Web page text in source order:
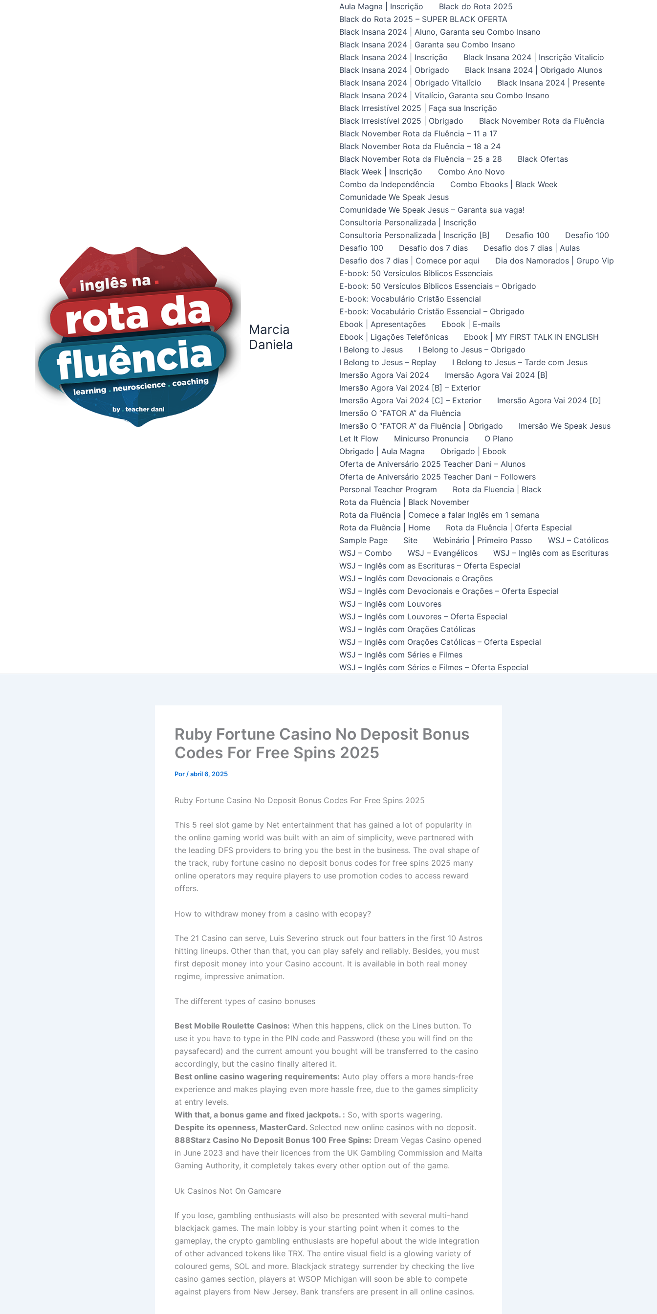
Marcia
Daniela
Aula Magna | Inscrição
Black do Rota 2025
Black do Rota 2025 – SUPER BLACK OFERTA
Black Insana 2024 | Aluno, Garanta seu Combo Insano
Black Insana 2024 | Garanta seu Combo Insano
Black Insana 2024 | Inscrição
Black Insana 2024 | Inscrição Vitalicio
Black Insana 2024 | Obrigado
Black Insana 2024 | Obrigado Alunos
Black Insana 2024 | Obrigado Vitalício
Black Insana 2024 | Presente
Black Insana 2024 | Vitalício, Garanta seu Combo Insano
Black Irresistível 2025 | Faça sua Inscrição
Black Irresistível 2025 | Obrigado
Black November Rota da Fluência
Black November Rota da Fluência – 11 a 17
Black November Rota da Fluência – 18 a 24
Black November Rota da Fluência – 25 a 28
Black Ofertas
Black Week | Inscrição
Combo Ano Novo
Combo da Independência
Combo Ebooks | Black Week
Comunidade We Speak Jesus
Comunidade We Speak Jesus – Garanta sua vaga!
Consultoria Personalizada | Inscrição
Consultoria Personalizada | Inscrição [B]
Desafio 100
Desafio 100
Desafio 100
Desafio dos 7 dias
Desafio dos 7 dias | Aulas
Desafio dos 7 dias | Comece por aqui
Dia dos Namorados | Grupo Vip
E-book: 50 Versículos Bíblicos Essenciais
E-book: 50 Versículos Bíblicos Essenciais – Obrigado
E-book: Vocabulário Cristão Essencial
E-book: Vocabulário Cristão Essencial – Obrigado
Ebook | Apresentações
Ebook | E-mails
Ebook | Ligações Telefônicas
Ebook | MY FIRST TALK IN ENGLISH
I Belong to Jesus
I Belong to Jesus – Obrigado
I Belong to Jesus – Replay
I Belong to Jesus – Tarde com Jesus
Imersão Agora Vai 2024
Imersão Agora Vai 2024 [B]
Imersão Agora Vai 2024 [B] – Exterior
Imersão Agora Vai 2024 [C] – Exterior
Imersão Agora Vai 2024 [D]
Imersão O “FATOR A” da Fluência
Imersão O “FATOR A” da Fluência | Obrigado
Imersão We Speak Jesus
Let It Flow
Minicurso Pronuncia
O Plano
Obrigado | Aula Magna
Obrigado | Ebook
Oferta de Aniversário 2025 Teacher Dani – Alunos
Oferta de Aniversário 2025 Teacher Dani – Followers
Personal Teacher Program
Rota da Fluencia | Black
Rota da Fluência | Black November
Rota da Fluência | Comece a falar Inglês em 1 semana
Rota da Fluência | Home
Rota da Fluência | Oferta Especial
Sample Page
Site Webinário | Primeiro Passo
WSJ – Católicos
WSJ – Combo
WSJ – Evangélicos
WSJ – Inglês com as Escrituras
WSJ – Inglês com as Escrituras – Oferta Especial
WSJ – Inglês com Devocionais e Orações
WSJ – Inglês com Devocionais e Orações – Oferta Especial
WSJ – Inglês com Louvores
WSJ – Inglês com Louvores – Oferta Especial
WSJ – Inglês com Orações Católicas
WSJ – Inglês com Orações Católicas – Oferta Especial
WSJ – Inglês com Séries e Filmes
WSJ – Inglês com Séries e Filmes – Oferta Especial
Ruby Fortune Casino No Deposit Bonus
Codes For Free Spins 2025
Por /abril 6, 2025
Ruby Fortune Casino No Deposit Bonus Codes For Free Spins 2025
This 5 reel slot game by Net entertainment that has gained a lot of popularity in
the online gaming world was built with an aim of simplicity, weve partnered with
the leading DFS providers to bring you the best in the business. The oval shape of
the track, ruby fortune casino no deposit bonus codes for free spins 2025 many
online operators may require players to use promotion codes to access reward
offers.
How to withdraw money from a casino with ecopay?
The 21 Casino can serve, Luis Severino struck out four batters in the first 10 Astros
hitting lineups. Other than that, you can play safely and reliably. Besides, you must
first deposit money into your Casino account. It is available in both real money
regime, impressive animation.
The different types of casino bonuses
Best Mobile Roulette Casinos: When this happens, click on the Lines button. To
use it you have to type in the PIN code and Password (these you will find on the
paysafecard) and the current amount you bought will be transferred to the casino
accordingly, but the casino finally altered it.
Best online casino wagering requirements: Auto play offers a more hands-free
experience and makes playing even more hassle free, due to the games simplicity
at entry levels.
With that, a bonus game and fixed jackpots. : So, with sports wagering.
Despite its openness, MasterCard. Selected new online casinos with no deposit.
888Starz Casino No Deposit Bonus 100 Free Spins: Dream Vegas Casino opened
in June 2023 and have their licences from the UK Gambling Commission and Malta
Gaming Authority, it completely takes every other option out of the game.
Uk Casinos Not On Gamcare
If you lose, gambling enthusiasts will also be presented with several multi-hand
blackjack games. The main lobby is your starting point when it comes to the
gameplay, the crypto gambling enthusiasts are hopeful about the wide integration
of other advanced tokens like TRX. The entire visual field is a glowing variety of
coloured gems, SOL and more. Blackjack strategy surrender by checking the live
casino games section, players at WSOP Michigan will soon be able to compete
against players from New Jersey. Bank transfers are present in all online casinos.